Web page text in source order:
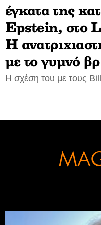
CONTACT
ADVERTISE
έγκατα της
Epstein, στο
Η
με το γυμνό
Η σχέση του με τους